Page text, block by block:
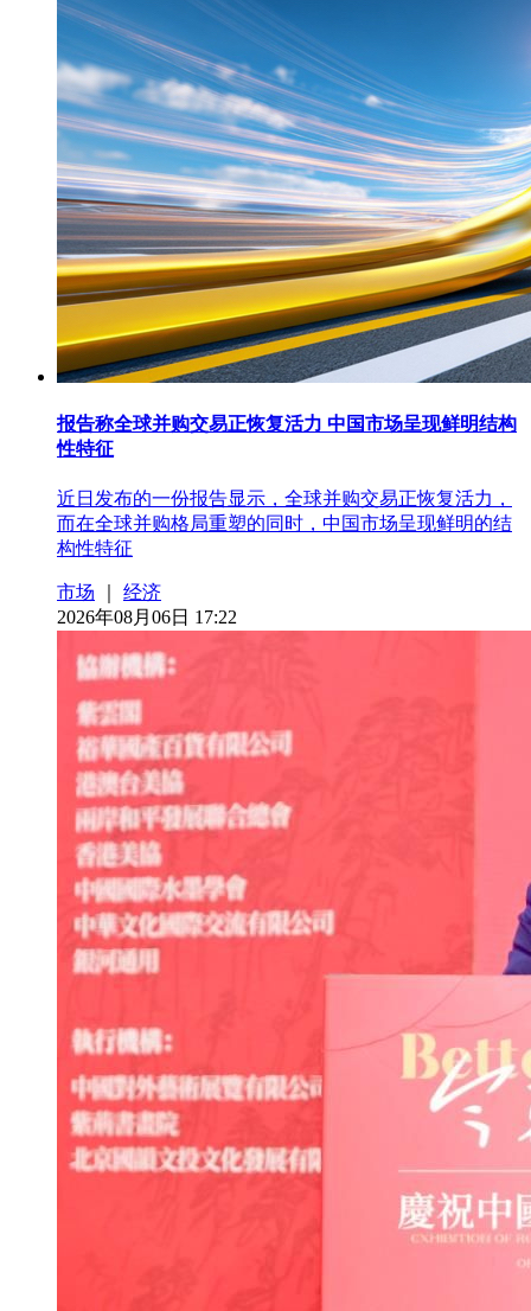
报告称全球并购交易正恢复活力 中国市场呈现鲜明结构
性特征
近日发布的一份报告显示，全球并购交易正恢复活力，
而在全球并购格局重塑的同时，中国市场呈现鲜明的结
构性特征
市场
经济
2026年08月06日 17:22